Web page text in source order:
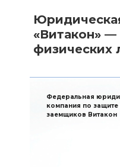
«Витакон» —
физических
Федеральная
компания по защите
заемщиков Витакон